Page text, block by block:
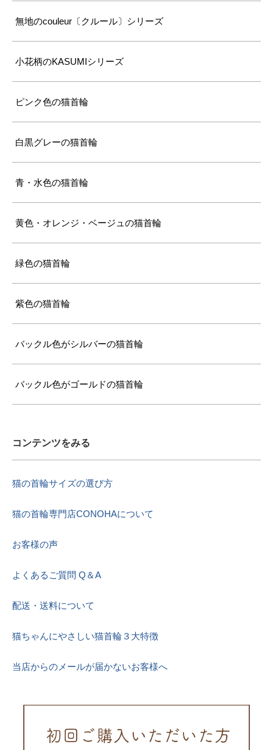
無地のcouleur〔クルール〕シリーズ
小花柄のKASUMIシリーズ
ピンク色の猫首輪
白黒グレーの猫首輪
青・水色の猫首輪
黄色・オレンジ・ベージュの猫首輪
緑色の猫首輪
紫色の猫首輪
バックル色がシルバーの猫首輪
バックル色がゴールドの猫首輪
コンテンツをみる
猫の首輪サイズの選び方
猫の首輪専門店CONOHAについて
お客様の声
よくあるご質問 Q＆A
配送・送料について
猫ちゃんにやさしい猫首輪３大特徴
当店からのメールが届かないお客様へ